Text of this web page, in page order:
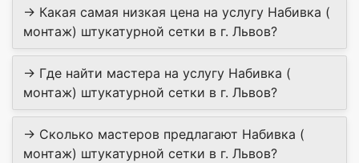
→ Какая самая низкая цена на услугу Набивка (
монтаж) штукатурной сетки в г. Львов?
→ Где найти мастера на услугу Набивка (
монтаж) штукатурной сетки в г. Львов?
→ Сколько мастеров предлагают Набивка (
монтаж) штукатурной сетки в г. Львов?